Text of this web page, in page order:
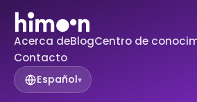
Acerca deBlogCentro de
Contacto
Español▾